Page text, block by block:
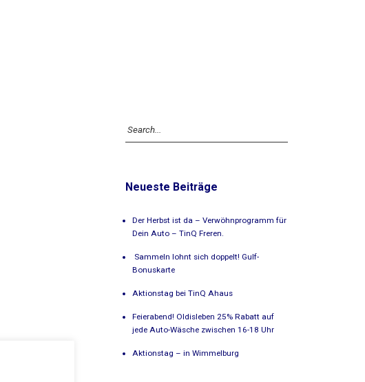
Neueste Beiträge
Der Herbst ist da – Verwöhnprogramm für
Dein Auto – TinQ Freren.
Sammeln lohnt sich doppelt! Gulf-
Bonuskarte
Aktionstag bei TinQ Ahaus
Feierabend! Oldisleben 25% Rabatt auf
jede Auto-Wäsche zwischen 16-18 Uhr
Aktionstag – in Wimmelburg